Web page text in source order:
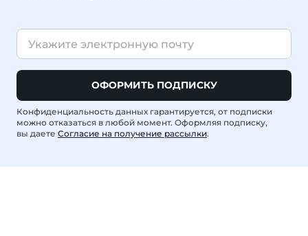
ОФОРМИТЬ ПОДПИСКУ
Конфиденциальность данных гарантируется, от подписки
можно отказаться в любой момент. Оформляя подписку,
вы даете Согласие на получение рассылки.